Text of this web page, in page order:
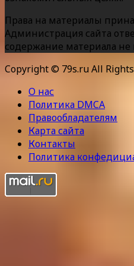
Права на материалы
Администрация сайта
содержание материала не
Copyright © 79s.ru All Rights
О нас
Политика DMCA
Правообладателям
Карта сайта
Контакты
Политика